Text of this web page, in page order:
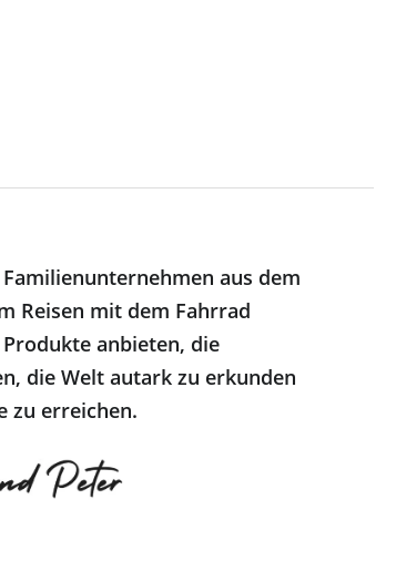
aus dem
Reisen mit dem Fahrrad
anbieten, die
die Welt autark zu erkunden
zu erreichen.